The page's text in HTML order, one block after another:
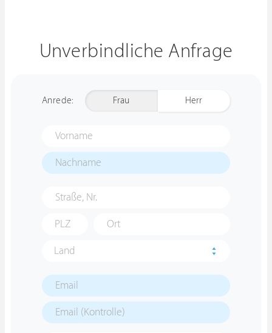
Unverbindliche Anfrage
Anrede: Frau Herr
Land